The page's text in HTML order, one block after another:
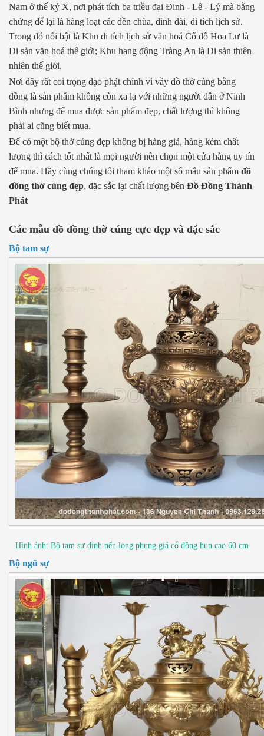
Nam ở thế kỷ X, nơi phát tích ba triều đại Đinh - Lê - Lý mà bằng
chứng để lại là hàng loạt các đền chùa, đình đài, di tích lịch sử.
Trong đó nổi bật là Khu di tích lịch sử văn hoá Cố đô Hoa Lư là
Di sản văn hoá thế giới; Khu hang động Tràng An là Di sản thiên
nhiên thế giới.
Nơi đây rất coi trọng đạo phật chính vì vầy đồ thờ cúng bằng
đồng là sản phẩm không còn xa lạ với những người dân ở Ninh
Bình nhưng để mua được sản phẩm đẹp, chất lượng thì không
phải ai cũng biết mua.
Để có một bộ thờ cúng đẹp không bị hàng giả, hàng kém chất
lượng thì cách tốt nhất là mọi người nên chọn một cửa hàng uy tín
để mua. Hãy cùng chúng tôi tham khảo một số mẫu sản phẩm đồ
đồng thờ cúng đẹp, đặc sắc lại chất lượng bên Đồ Đồng Thành
Phát
Các mẫu đồ đồng thờ cúng cực đẹp và đặc sắc
Bộ tam sự
Hình ảnh: Bộ tam sự đỉnh nến long phụng giả cổ đồng hun cao 60 cm
Bộ ngũ sự